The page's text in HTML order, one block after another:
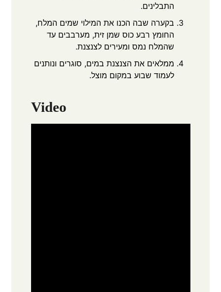
התבלינים.
בקערה שבה הכנו את המילוי שמים המלח,
החומץ רבע כוס שמן זית, מערבבים עד
שהמלח נמס ומעירים לצנצנת.
ממלאים את הצנצנת במים, סוגרים ונותנים
לעמוד שבוע במקום מוצל.
Video